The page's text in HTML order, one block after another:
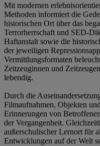
Mit modernen
Methoden informiert die
historischen Ort über das
Terrorherrschaft und SED-
Haftanstalt sowie die
der jeweiligen
Vermittlungsformaten
Zeitzeuginnen und
lebendig.
Durch die
Filmaufnahmen, Objekten
Erinnerungen von
der Vergangenheit.
außerschulischer Lernort für
Entwicklungen auf der Welt